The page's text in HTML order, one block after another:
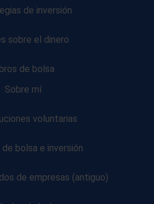
de inversión
sobre el dinero
de bolsa
Sobre mí
voluntarias
bolsa e inversión
de empresas (antiguo)